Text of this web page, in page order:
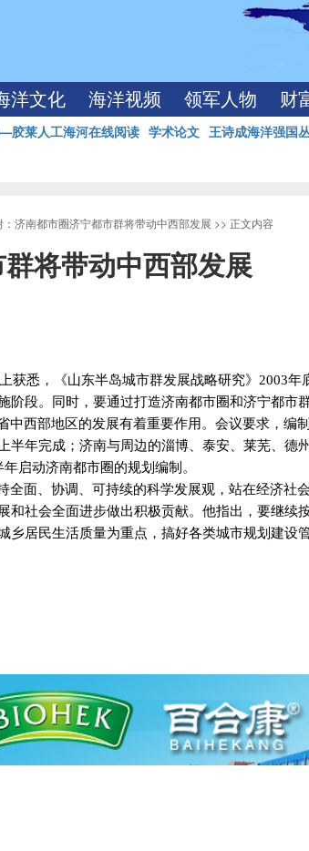
洋文化 海洋视频 领军人物 财
胶莱人工海河在线阅读 学术论文 王诗成海洋强国
：济南都市圈济宁都市群将带动中西部发展 >> 正文内容
将带动中西部发展
获悉，《山东半岛城市群发展战略研究》 2003年
段。同时，要通过打造济南都市圈和济宁都市
中西部地区的发展有着重要作用。会议要求，编
年完成；济南与周边的淄博、泰安、莱芜、德
启动济南都市圈的规划编制。
全面、协调、可持续的科学发展观，站在经济社
社会全面进步做出积极贡献。他指出，要继续
乡居民生活质量为重点，搞好各类城市规划建设